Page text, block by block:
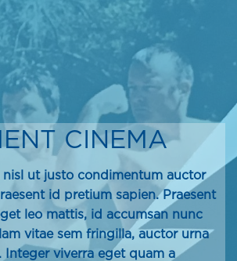
CINEMA
nisl ut justo condimentum auctor
id pretium sapien. Praesent
leo mattis, id accumsan nunc
vitae sem fringilla, auctor urna
Integer viverra eget quam a